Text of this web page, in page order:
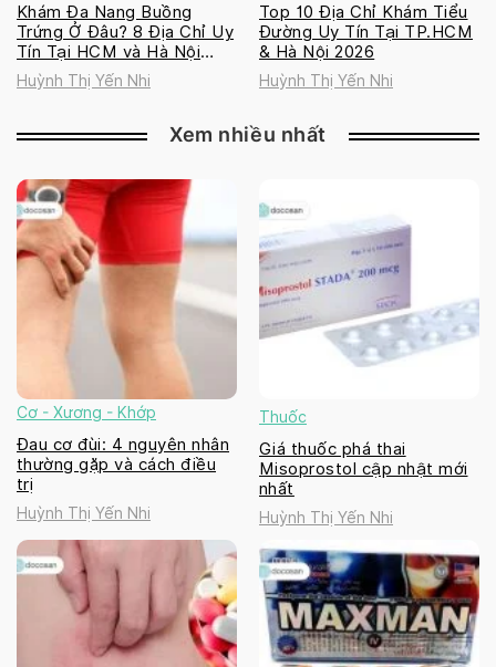
Khám Đa Nang Buồng
Trứng Ở Đâu? 8 Địa Chỉ Uy
Tín Tại HCM và Hà Nội
2026
Huỳnh Thị Yến Nhi
Top 10 Địa Chỉ Khám Tiểu
Đường Uy Tín Tại TP.HCM
& Hà Nội 2026
Huỳnh Thị Yến Nhi
Xem nhiều nhất
Cơ - Xương - Khớp
Đau cơ đùi: 4 nguyên nhân
thường gặp và cách điều
trị
Huỳnh Thị Yến Nhi
Thuốc
Giá thuốc phá thai
Misoprostol cập nhật mới
nhất
Huỳnh Thị Yến Nhi